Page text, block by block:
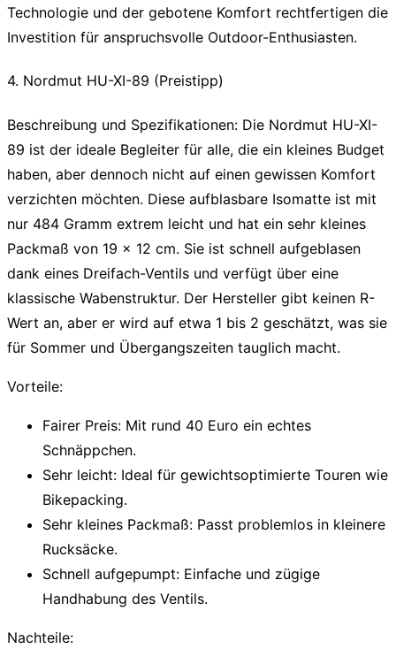
Technologie und der gebotene Komfort rechtfertigen die
Investition für anspruchsvolle Outdoor-Enthusiasten.
4. Nordmut HU-XI-89 (Preistipp)
Beschreibung und Spezifikationen: Die Nordmut HU-XI-
89 ist der ideale Begleiter für alle, die ein kleines Budget
haben, aber dennoch nicht auf einen gewissen Komfort
verzichten möchten. Diese aufblasbare Isomatte ist mit
nur 484 Gramm extrem leicht und hat ein sehr kleines
Packmaß von 19 x 12 cm. Sie ist schnell aufgeblasen
dank eines Dreifach-Ventils und verfügt über eine
klassische Wabenstruktur. Der Hersteller gibt keinen R-
Wert an, aber er wird auf etwa 1 bis 2 geschätzt, was sie
für Sommer und Übergangszeiten tauglich macht.
Vorteile:
Fairer Preis: Mit rund 40 Euro ein echtes
Schnäppchen.
Sehr leicht: Ideal für gewichtsoptimierte Touren wie
Bikepacking.
Sehr kleines Packmaß: Passt problemlos in kleinere
Rucksäcke.
Schnell aufgepumpt: Einfache und zügige
Handhabung des Ventils.
Nachteile: